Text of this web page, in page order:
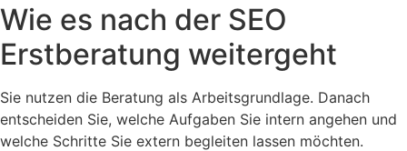
Wie es nach der SEO
Erstberatung weitergeht
Sie nutzen die Beratung als Arbeitsgrundlage. Danach
entscheiden Sie, welche Aufgaben Sie intern angehen und
welche Schritte Sie extern begleiten lassen möchten.